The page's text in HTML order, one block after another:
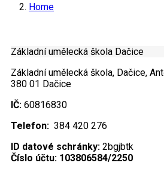
Home
Základní umělecká škola Dačice
Základní umělecká škola, Dačice,
380 01 Dačice
IČ: 60816830
Telefon: 384 420 276
ID datové schránky: 2bgjbtk
Číslo účtu: 103806584/2250